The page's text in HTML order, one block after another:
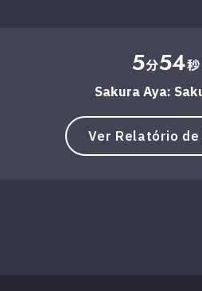
5分54秒
Sakura Aya:
Ver Relatório